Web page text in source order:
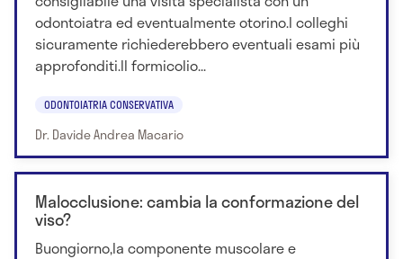
odontoiatra ed eventualmente otorino.I colleghi
sicuramente richiederebbero eventuali esami più
approfonditi.Il formicolio...
ODONTOIATRIA CONSERVATIVA
Dr. Davide Andrea Macario
Malocclusione: cambia la conformazione del
viso?
Buongiorno,la componente muscolare e